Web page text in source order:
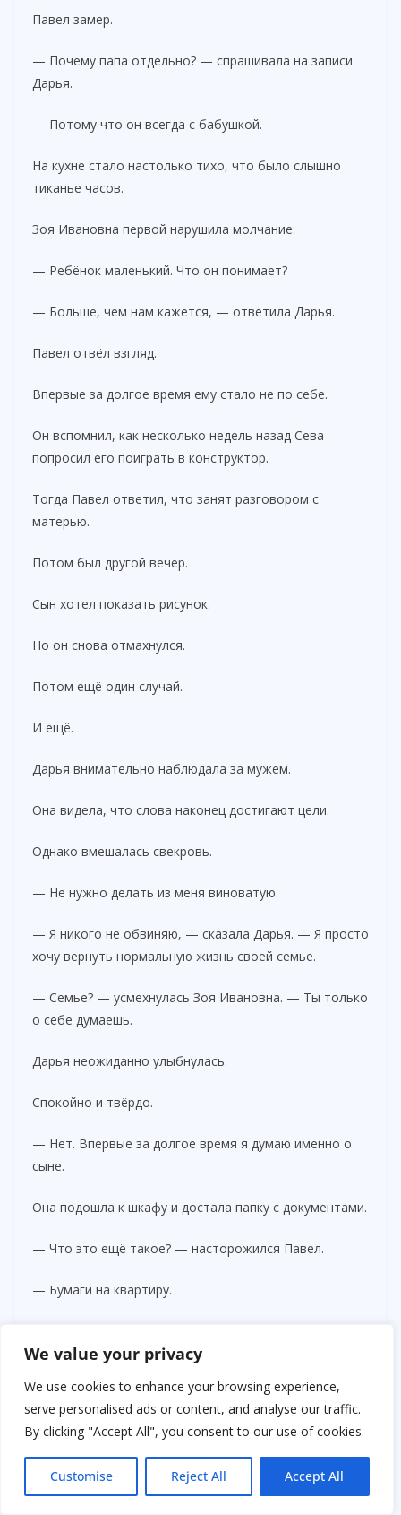
We value your privacy
We use cookies to enhance your browsing experience,
serve personalised ads or content, and analyse our traffic.
By clicking "Accept All", you consent to our use of cookies.
Customise Reject All Accept All
Павел замер.
— Почему папа отдельно? — спрашивала на записи
Дарья.
— Потому что он всегда с бабушкой.
На кухне стало настолько тихо, что было слышно
тиканье часов.
Зоя Ивановна первой нарушила молчание:
— Ребёнок маленький. Что он понимает?
— Больше, чем нам кажется, — ответила Дарья.
Павел отвёл взгляд.
Впервые за долгое время ему стало не по себе.
Он вспомнил, как несколько недель назад Сева
попросил его поиграть в конструктор.
Тогда Павел ответил, что занят разговором с
матерью.
Потом был другой вечер.
Сын хотел показать рисунок.
Но он снова отмахнулся.
Потом ещё один случай.
И ещё.
Дарья внимательно наблюдала за мужем.
Она видела, что слова наконец достигают цели.
Однако вмешалась свекровь.
— Не нужно делать из меня виноватую.
— Я никого не обвиняю, — сказала Дарья. — Я просто
хочу вернуть нормальную жизнь своей семье.
— Семье? — усмехнулась Зоя Ивановна. — Ты только
о себе думаешь.
Дарья неожиданно улыбнулась.
Спокойно и твёрдо.
— Нет. Впервые за долгое время я думаю именно о
сыне.
Она подошла к шкафу и достала папку с документами.
— Что это ещё такое? — насторожился Павел.
— Бумаги на квартиру.
— Ты прекрасно знаешь, что эта квартира была
куплена мной до брака.
Лицо Зои Ивановны изменилось.